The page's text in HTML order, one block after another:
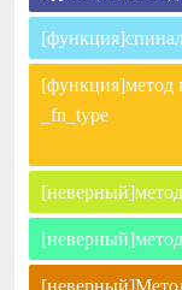
[функция]метод
_fn_type